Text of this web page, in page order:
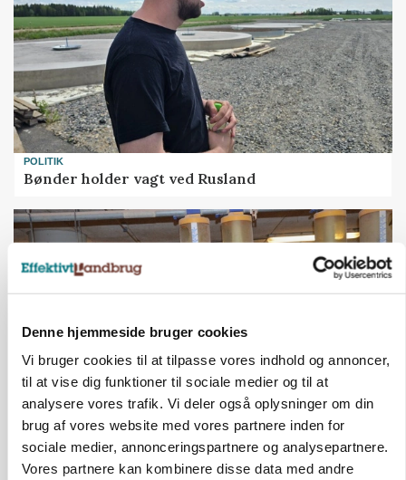
Denne hjemmeside bruger cookies
Vi bruger cookies til at tilpasse vores indhold og annoncer,
til at vise dig funktioner til sociale medier og til at
analysere vores trafik. Vi deler også oplysninger om din
brug af vores website med vores partnere inden for
sociale medier, annonceringspartnere og analysepartnere.
Vores partnere kan kombinere disse data med andre
POLITIK
Bønder holder vagt ved Rusland
GRISE
Rådgiver om DB-Tjek: Små justeringer kan give
store besparelser